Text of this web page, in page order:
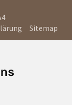
Sitemap